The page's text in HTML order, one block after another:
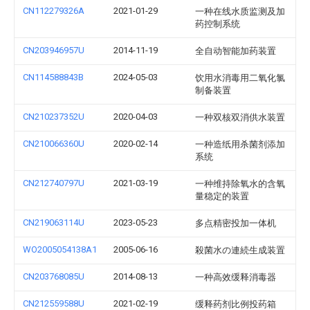
CN112279326A 2021-01-29
一种在线水质监测及加
药控制系统
CN203946957U 2014-11-19 全自动智能加药装置
CN114588843B 2024-05-03
饮用水消毒用二氧化氯
制备装置
CN210237352U 2020-04-03 一种双核双消供水装置
CN210066360U 2020-02-14
一种造纸用杀菌剂添加
系统
CN212740797U 2021-03-19
一种维持除氧水的含氧
量稳定的装置
CN219063114U 2023-05-23 多点精密投加一体机
WO2005054138A1 2005-06-16 殺菌水の連続生成装置
CN203768085U 2014-08-13 一种高效缓释消毒器
CN212559588U 2021-02-19 缓释药剂比例投药箱